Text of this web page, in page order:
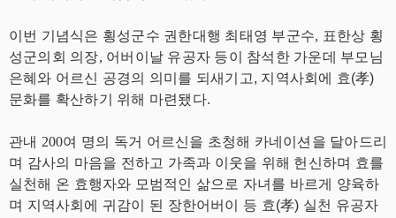
이번 기념식은 횡성군수 권한대행 최태영 부군수, 표한상 횡
성군의회 의장, 어버이날 유공자 등이 참석한 가운데 부모님
은혜와 어르신 공경의 의미를 되새기고, 지역사회에 효(孝)
문화를 확산하기 위해 마련됐다.
관내 200여 명의 독거 어르신을 초청해 카네이션을 달아드리
며 감사의 마음을 전하고 가족과 이웃을 위해 헌신하며 효를
실천해 온 효행자와 모범적인 삶으로 자녀를 바르게 양육하
며 지 역사회에 귀감이 된 장한어버이 등 효(孝) 실천 유공자